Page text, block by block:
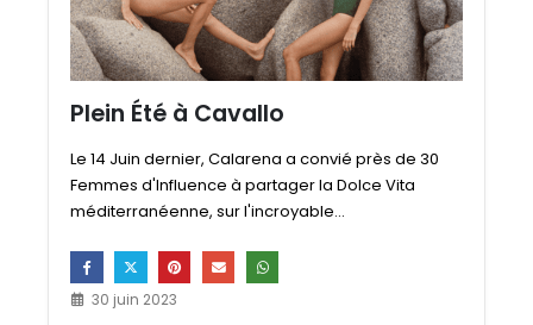
Plein Été à Cavallo
Le 14 Juin dernier, Calarena a convié près de 30
Femmes d'Influence à partager la Dolce Vita
méditerranéenne, sur l'incroyable...
30 juin 2023